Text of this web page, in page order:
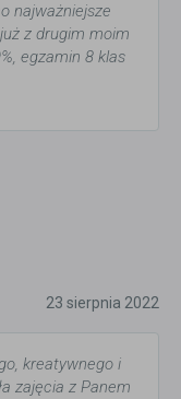
najważniejsze
z drugim moim
egzamin 8 klas
23 sierpnia 2022
kreatywnego i
zajęcia z Panem